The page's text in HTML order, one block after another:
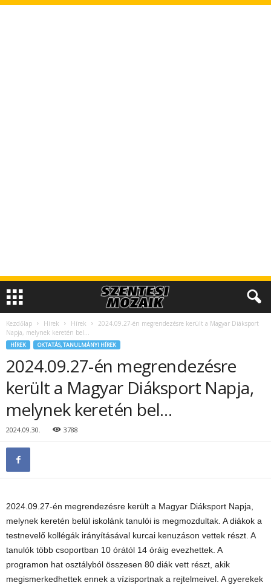
Kezdőlap Hírek Hírek
2024.09.27-én megrendezésre került a Magyar Diáksport
Napja, melynek keretén bel…
HÍREK OKTATÁS, TANULMÁNYI HÍREK
2024.09.27-én megrendezésre
került a Magyar Diáksport Napja,
melynek keretén bel…
2024.09.30. 3788
2024.09.27-én megrendezésre került a Magyar Diáksport Napja,
melynek keretén belül iskolánk tanulói is megmozdultak. A diákok a
testnevelő kollégák irányításával kurcai kenuzáson vettek részt. A
tanulók több csoportban 10 órától 14 óráig evezhettek. A
programon hat osztályból összesen 80 diák vett részt, akik
megismerkedhettek ennek a vízisportnak a rejtelmeivel. A gyerekek